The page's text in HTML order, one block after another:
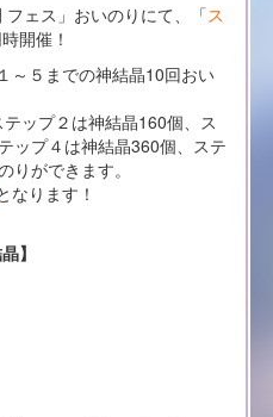
フェス」おいのりにて、「ス
開催！
～５までの神結晶10回おい
ップ２は神結晶160個、ス
ップ４は神結晶360個、ステ
りができます。
なります！
】